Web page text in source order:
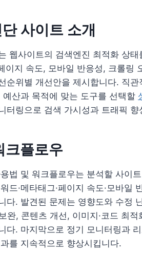
사이트 소개
웹사이트의 검색엔진 최적화 상
이지 속도, 모바일 반응성, 크롤링
순위별 개선안을 제시합니다. 직
예산과 목적에 맞는 도구를 선택할
터링으로 검색 가시성과 트래픽 향
크플로우
법 및 워크플로우는 분석할 사이
드·메타태그·페이지 속도·모바일
다. 발견된 문제는 영향도와 수정
완, 콘텐츠 개선, 이미지·코드 최
다. 마지막으로 정기 모니터링과
를 지속적으로 향상시킵니다.